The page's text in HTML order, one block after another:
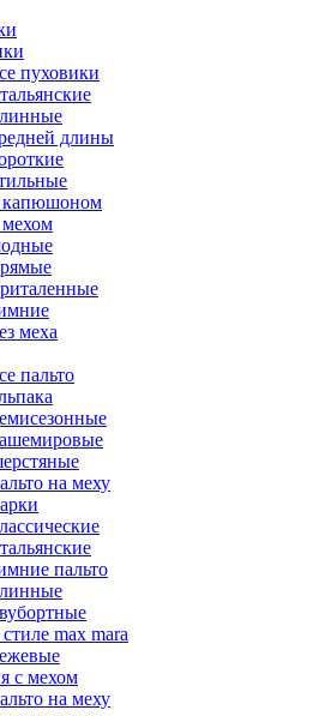
пуховики
длины
капюшоном
мехом
меха
пальто
на меху
пальто
max mara
с мехом
на меху